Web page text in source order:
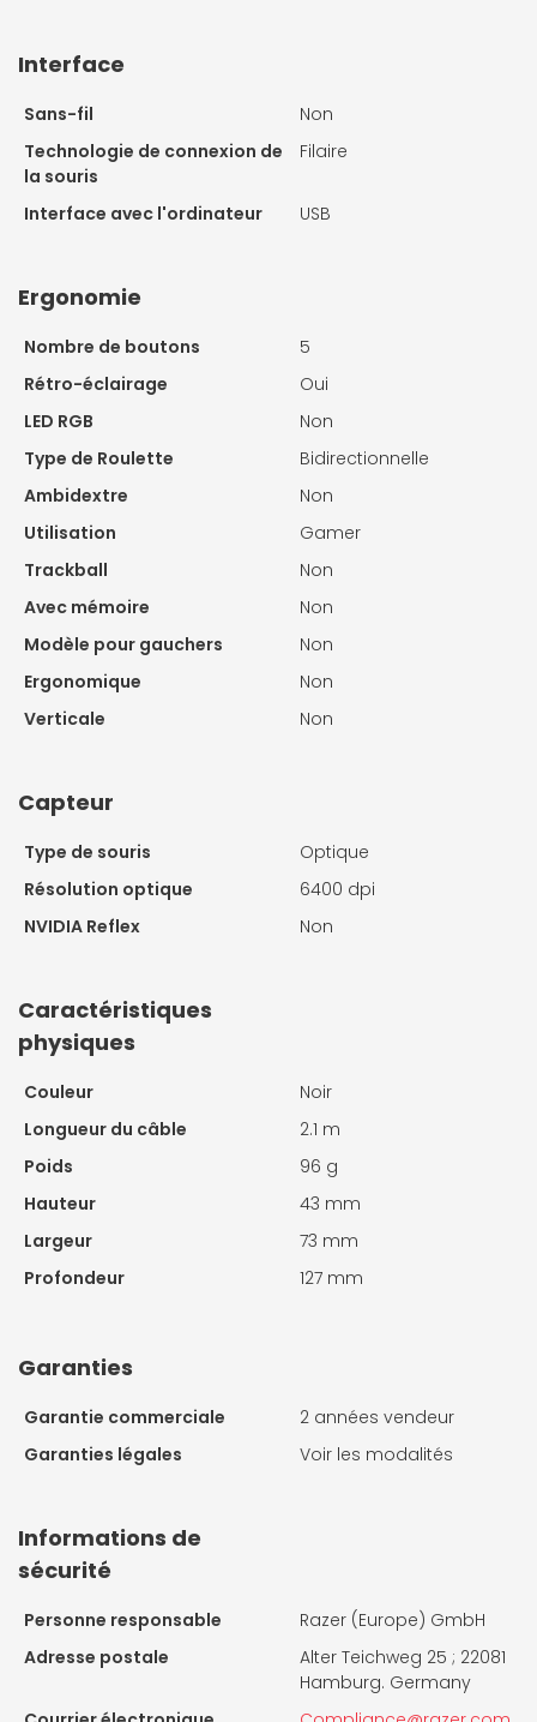
Interface
Sans-fil
Non
Technologie de connexion de
la souris
Filaire
Interface avec l'ordinateur USB
Ergonomie
Nombre de boutons
5
Rétro-éclairage
Oui
LED RGB
Non
Type de Roulette
Bidirectionnelle
Ambidextre
Non
Utilisation
Gamer
Trackball
Non
Avec mémoire
Non
Modèle pour gauchers
Non
Ergonomique
Non
Verticale
Non
Capteur
Type de souris
Optique
Résolution optique
6400 dpi
NVIDIA Reflex
Non
Caractéristiques
physiques
Couleur
Noir
Longueur du câble
2.1 m
Poids
96 g
Hauteur
43 mm
Largeur
73 mm
Profondeur
127 mm
Garanties
Garantie commerciale
2 années vendeur
Garanties légales
Voir les modalités
Informations de
sécurité
Personne responsable
Razer (Europe) GmbH
Adresse postale
Alter Teichweg 25 ; 22081
Hamburg. Germany